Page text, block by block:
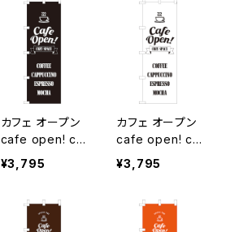
カフェ オープン
cafe open! co
zy space_黒
のぼり旗
¥3,795
カフェ オープン
cafe open! co
zy space_白
のぼり旗
¥3,795